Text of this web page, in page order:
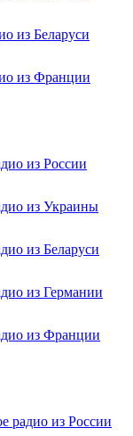
из Беларуси
из Франции
из России
из Украины
из Беларуси
из Германии
из Франции
радио из России